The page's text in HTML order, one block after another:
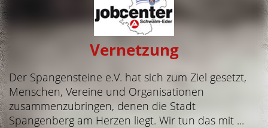
Vernetzung
Der Spangensteine e.V. hat sich zum Ziel gesetzt,
Menschen, Vereine und Organisationen
zusammenzubringen, denen die Stadt
Spangenberg am Herzen liegt. Wir tun das mit ...